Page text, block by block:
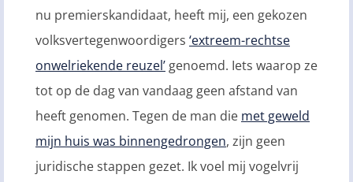
nu premierskandidaat, heeft mij, een gekozen
volksvertegenwoordigers ‘extreem-rechtse
onwelriekende reuzel’genoemd. Iets waarop ze
tot op de dag van vandaag geen afstand van
heeft genomen. Tegen de man die met geweld
mijn huis was binnengedrongen, zijn geen
juridische stappen gezet. Ik voel mij vogelvrij